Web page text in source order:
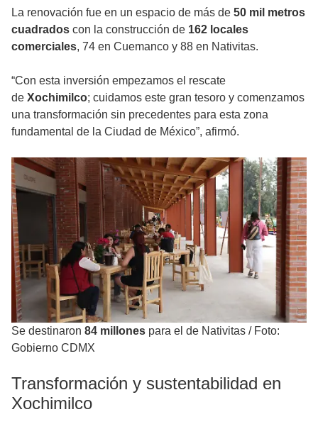
La renovación fue en un espacio de más de 50 mil metros
cuadrados con la construcción de 162 locales
comerciales, 74 en Cuemanco y 88 en Nativitas.
“Con esta inversión empezamos el rescate
de Xochimilco; cuidamos este gran tesoro y comenzamos
una transformación sin precedentes para esta zona
fundamental de la Ciudad de México”, afirmó.
Se destinaron 84 millones para el de Nativitas / Foto:
Gobierno CDMX
Transformación y sustentabilidad en
Xochimilco